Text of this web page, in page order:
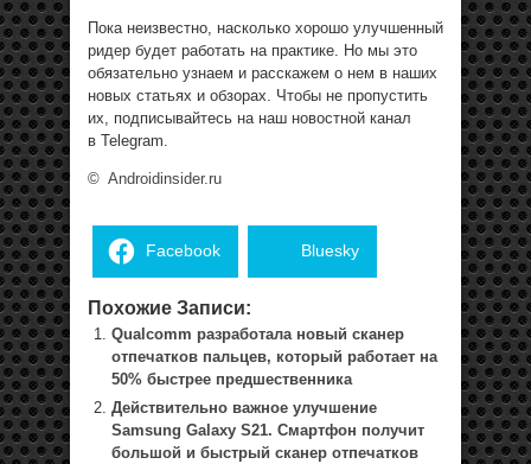
Пока неизвестно, насколько хорошо улучшенный
ридер будет работать на практике. Но мы это
обязательно узнаем и расскажем о нем в наших
новых статьях и обзорах. Чтобы не пропустить
их, подписывайтесь на наш новостной канал
в Telegram.
© Androidinsider.ru
Facebook Bluesky
Похожие Записи:
Qualcomm разработала новый сканер
отпечатков пальцев, который работает на
50% быстрее предшественника
Действительно важное улучшение
Samsung Galaxy S21. Смартфон получит
большой и быстрый сканер отпечатков